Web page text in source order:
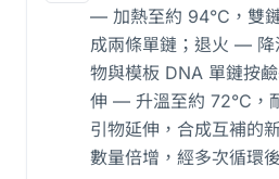
— 加熱至約 94°C，雙
成兩條單鏈；退火 — 降
物與模板 DNA 單鏈按
伸 — 升溫至約 72°C，
引物延伸，合成互補的
數量倍增，經多次循環